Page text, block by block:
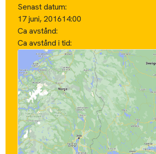
Senast datum:
17 juni, 201614:00
Ca avstånd:
Ca avstånd i tid: